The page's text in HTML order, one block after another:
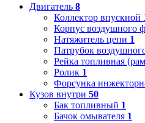
Двигатель 8
Коллектор впускной
Корпус воздушного
Натяжитель цепи 1
Патрубок
Рейка топливная
Ролик 1
Форсунка
Кузов внутри 50
Бак топливный 1
Бачок омывателя 1